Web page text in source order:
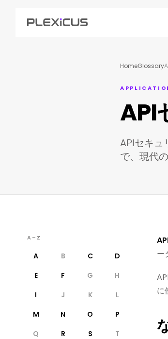
HomeGlossary
API
APIセキュ
で、現代
A–Z
A B C
D
E
F G
H
I
J K
L
M
N O
P
Q
R S
T
ー
に